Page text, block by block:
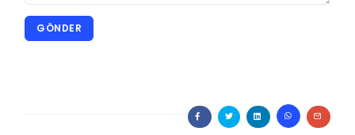
GÖNDER